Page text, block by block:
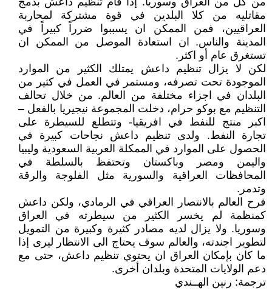
مقاتليه من كلا البلدين في قوة مشتركة لمحاربة
العراقيين، فمن الممكن ان يسببوا ضرراً كبيراً في
المدينة والناس. ان استعادة الموصل من الممكن ان
تستغرق عام أو اكثر.
لكن لا يزال تنظيم داعش يمتلك الكثير من الموارد
الموجودة تحت تصرفه، ومستمر في العمل في كثير من
البلدان في اجزاء مختلفة من العالم. من خلال تحالف
التنظيم مع بوكو حرام، دخلت المجموعة نيجيريا بالفعل –
اكبر منتج للنفط في افريقيا- وتتطلع للسيطرة على
تجارة النفط. ولدى تنظيم داعش نجاحات كبيرة في
الحصول على الموارد في الممكلة العربية السعودية وليبيا
واليمن ومصر وباكستان وتحتفظ بالسلطة في
المحافظات العراقية والسورية مثل الفلوجة والرقة
وتدمر.
فرح العالم بالانتصار العراقي في الرمادي، ولكن داعش
كمنظمة لم يخسر الكثير من سيطرته في العراق
وسوريا. ولا يزال لديه مصادر كثيرة وكبيرة من التمويل
لتطوير اجندته، والعالم سوف يحتاج الى الانتظار ليرى إذا
ما كان بإمكان العراق ان يحتوي تنظيم داعش، حتى مع
دعم الولايات المتحدة وبلدان أخرى.
ترجمة: رنين الهــندي